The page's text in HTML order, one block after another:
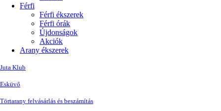
Férfi
Férfi ékszerek
Férfi órák
Újdonságok
Akciók
Arany ékszerek
Juta Klub
Esküvő
Törtarany felvásárlás és beszámítás